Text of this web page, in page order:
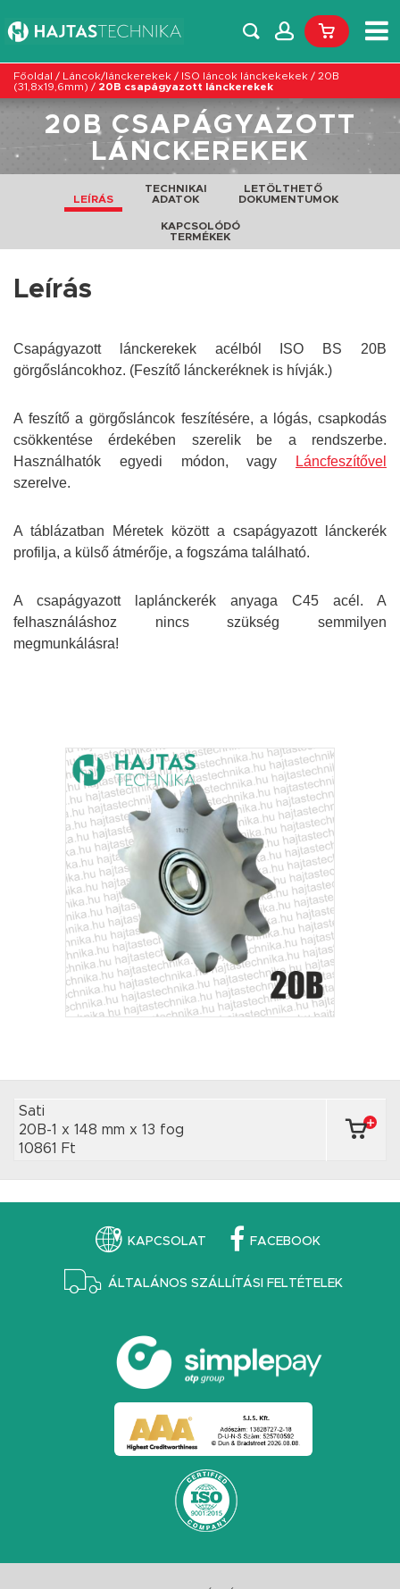
Főoldal / Láncok/lánckerekek / ISO láncok lánckekekek / 20B
(31,8x19,6mm) / 20B csapágyazott lánckerekek
20B CSAPÁGYAZOTT
LÁNCKEREKEK
LEÍRÁS
TECHNIKAI
ADATOK
LETÖLTHETŐ
DOKUMENTUMOK
KAPCSOLÓDÓ
TERMÉKEK
Leírás
Csapágyazott lánckerekek acélból ISO BS 20B
görgősláncokhoz. (Feszítő lánckeréknek is hívják.)
A feszítő a görgősláncok feszítésére, a lógás, csapkodás
csökkentése érdekében szerelik be a rendszerbe.
Használhatók egyedi módon, vagy
Láncfeszítővel
szerelve.
A táblázatban Méretek között a csapágyazott lánckerék
profilja, a külső átmérője, a fogszáma található.
A csapágyazott laplánckerék anyaga C45 acél. A
felhasználáshoz nincs szükség semmilyen
megmunkálásra!
Sati
20B-1 x 148 mm x 13 fog
10861 Ft
KAPCSOLAT FACEBOOK
ÁLTALÁNOS SZÁLLÍTÁSI FELTÉTELEK